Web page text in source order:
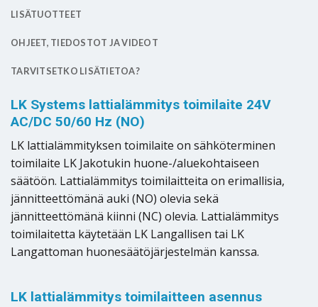
LISÄTUOTTEET
OHJEET, TIEDOSTOT JA VIDEOT
TARVITSETKO LISÄTIETOA?
LK Systems lattialämmitys toimilaite 24V
AC/DC 50/60 Hz (NO)
LK lattialämmityksen toimilaite on sähköterminen
toimilaite LK Jakotukin huone-/aluekohtaiseen
säätöön. Lattialämmitys toimilaitteita on erimallisia,
jännitteettömänä auki (NO) olevia sekä
jännitteettömänä kiinni (NC) olevia. Lattialämmitys
toimilaitetta käytetään LK Langallisen tai LK
Langattoman huonesäätöjärjestelmän kanssa.
LK lattialämmitys toimilaitteen asennus